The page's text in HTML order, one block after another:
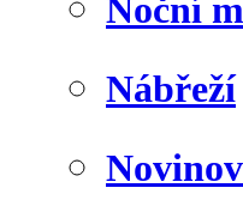
Noční
Nábřeží